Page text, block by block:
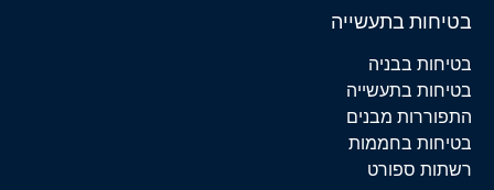
בטיחות בתעשייה
בטיחות בבניה
בטיחות בתעשייה
התפוררות מבנים
בטיחות בחממות
רשתות ספורט